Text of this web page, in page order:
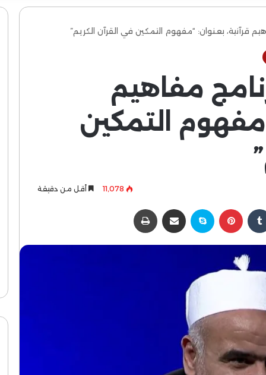
من برنامج مفاهيم
التمكين
11٬078 أقل من دقيقة
بينتيريست سكايب مشاركة عبر البريد